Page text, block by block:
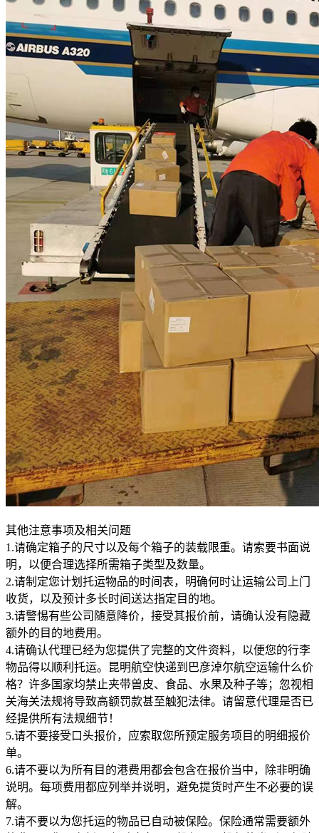
其他注意事项及相关问题
1.请确定箱子的尺寸以及每个箱子的装载限重。请索要书面说
明，以便合理选择所需箱子类型及数量。
2.请制定您计划托运物品的时间表，明确何时让运输公司上门
收货，以及预计多长时间送达指定目的地。
3.请警惕有些公司随意降价，接受其报价前，请确认没有隐藏
额外的目的地费用。
4.请确认代理已经为您提供了完整的文件资料，以便您的行李
物品得以顺利托运。昆明航空快递到巴彦淖尔航空运输什么价
格？许多国家均禁止夹带兽皮、食品、水果及种子等；忽视相
关海关法规将导致高额罚款甚至触犯法律。请留意代理是否已
经提供所有法规细节！
5.请不要接受口头报价，应索取您所预定服务项目的明细报价
单。
6.请不要以为所有目的港费用都会包含在报价当中，除非明确
说明。每项费用都应列举并说明，避免提货时产生不必要的误
解。
7.请不要以为您托运的物品已自动被保险。保险通常需要额外